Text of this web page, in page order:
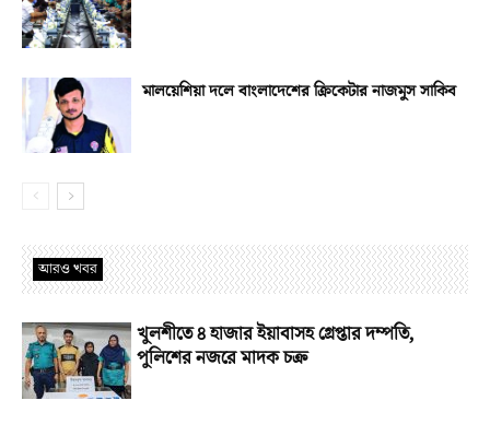
মালয়েশিয়া দলে বাংলাদেশের ক্রিকেটার নাজমুস সাকিব
আরও খবর
খুলশীতে ৪ হাজার ইয়াবাসহ গ্রেপ্তার দম্পতি,
পুলিশের নজরে মাদক চক্র